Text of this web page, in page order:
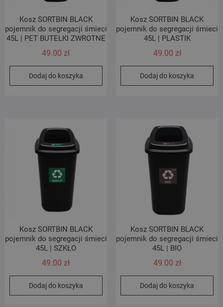
Kosz SORTBIN BLACK
pojemnik do segregacji śmieci
45L | PET BUTELKI ZWROTNE
49.00zł
Dodaj do koszyka
Kosz SORTBIN BLACK
pojemnik do segregacji śmieci
45L | PLASTIK
49.00 zł
Dodaj do koszyka
Kosz SORTBIN BLACK
pojemnik do segregacji śmieci
45L | SZKŁO
49.00zł
Dodaj do koszyka
Kosz SORTBIN BLACK
pojemnik do segregacji śmieci
45L | BIO
49.00 zł
Dodaj do koszyka